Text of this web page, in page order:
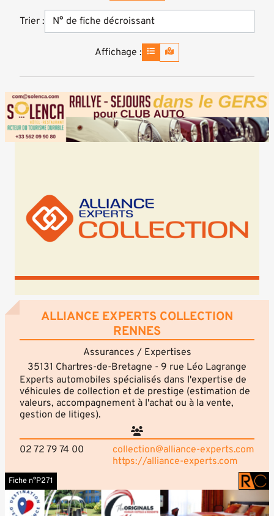
Trier :
Affichage :
ALLIANCE EXPERTS COLLECTION
RENNES
Assurances / Expertises
35131 Chartres-de-Bretagne - 9 rue Léo Lagrange
Experts automobiles spécialisés dans l'expertise de
véhicules de collection et de prestige (estimation de
valeurs, accompagnement à l'achat ou à la vente,
gestion de litiges).
02 72 79 74 00
collection@alliance-experts.com
https://alliance-experts.com
Fiche n°P271